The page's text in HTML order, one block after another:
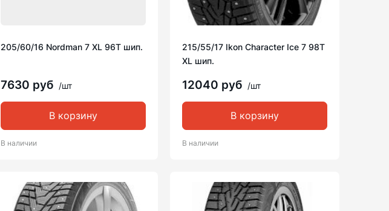
205/60/16 Nordman 7 XL 96T шип.
7630 руб /шт
В корзину
В наличии
215/55/17 Ikon Character Ice 7 98T
XL шип.
12040 руб /шт
В корзину
В наличии